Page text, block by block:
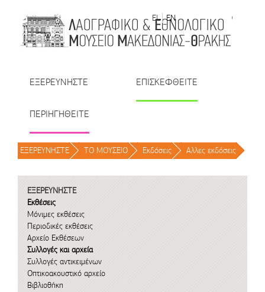
EL
EN | TR | BU | RO
ΕΞΕΡΕΥΝΗΣΤΕ ΕΠΙΣΚΕΦΘΕΙΤΕ
ΠΕΡΙΗΓΗΘΕΙΤΕ
ΕΞΕΡΕΥΝΗΣΤΕ / ΤΟ ΜΟΥΣΕΙΟ / Εκδόσεις / Αλλες εκδόσεις /
ΕΞΕΡΕΥΝΗΣΤΕ
Εκθέσεις
Μόνιμες εκθέσεις
Περιοδικές εκθέσεις
Αρχείο Εκθέσεων
Συλλογές και αρχεία
Συλλογές αντικειμένων
Οπτικοακουστικό αρχείο
Βιβλιοθήκη